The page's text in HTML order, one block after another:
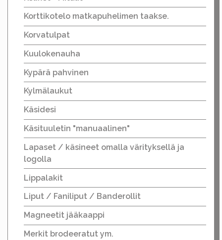
Korttikotelo matkapuhelimen taakse.
Korvatulpat
Kuulokenauha
Kypärä pahvinen
Kylmälaukut
Käsidesi
Käsituuletin "manuaalinen"
Lapaset / käsineet omalla värityksellä ja
logolla
Lippalakit
Liput / Faniliput / Banderollit
Magneetit jääkaappi
Merkit brodeeratut ym.